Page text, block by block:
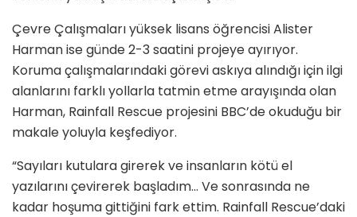
Çevre Çalışmaları yüksek lisans öğrencisi Alister
Harman ise günde 2-3 saatini projeye ayırıyor.
Koruma çalışmalarındaki görevi askıya alındığı için ilgi
alanlarını farklı yollarla tatmin etme arayışında olan
Harman, Rainfall Rescue projesini BBC’de okuduğu bir
makale yoluyla keşfediyor.
“Sayıları kutulara girerek ve insanların kötü el
yazılarını çevirerek başladım… Ve sonrasında ne
kadar hoşuma gittiğini fark ettim. Rainfall Rescue’daki